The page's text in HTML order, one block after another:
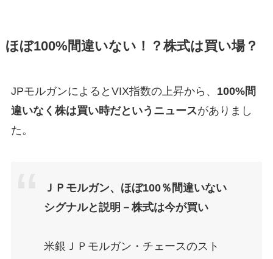
ほぼ100%間違いない！？株式は買い場？
JPモルガンによるとVIX指数の上昇から、 100%間
違いなく株は買い時だというニュースがありまし
た。
ＪＰモルガン、ほぼ100％間違いない
シグナルと説明－株式は今が買い
米銀ＪＰモルガン・チェースのスト